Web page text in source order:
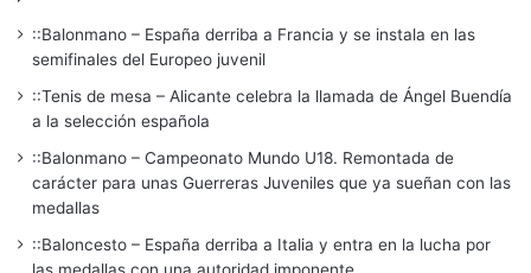
::Balonmano – España derriba a Francia y se instala en las
semifinales del Europeo juvenil
::Tenis de mesa – Alicante celebra la llamada de Ángel Buendía
a la selección española
::Balonmano – Campeonato Mundo U18. Remontada de
carácter para unas Guerreras Juveniles que ya sueñan con las
medallas
::Baloncesto – España derriba a Italia y entra en la lucha por